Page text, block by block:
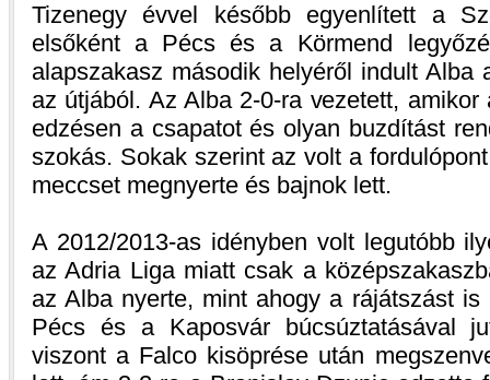
Tizenegy évvel később egyenlített a
elsőként a Pécs és a Körmend
alapszakasz második helyéről indult
az útjából. Az Alba 2-0-ra vezetett,
edzésen a csapatot és olyan buzdítást
szokás. Sokak szerint az volt a
meccset megnyerte és bajnok lett.
A 2012/2013-as idényben volt legutóbb
az Adria Liga miatt csak a
az Alba nyerte, mint ahogy a rájátszást
Pécs és a Kaposvár búcsúztatásával
viszont a Falco kisöprése után